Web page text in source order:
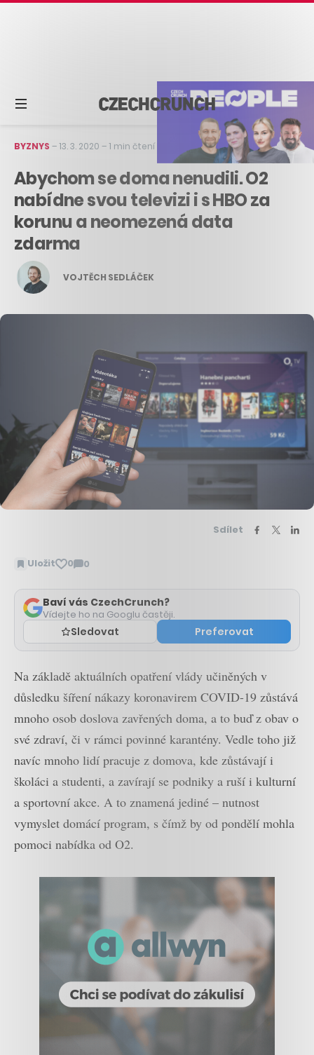
BYZNYS –13. 3. 2020 –1 min čtení
Abychom se doma nenudili. O2
nabídne svou televizi i s HBO za
korunu a neomezená data
zdarma
VOJTĚCH SEDLÁČEK
Sdílet
Uložit 0 0
Zobrazit
Baví vás CzechCrunch?
Vídejte ho na Googlu častěji.
Sledovat Preferovat
Na základě aktuálních opatření vlády učiněných v
důsledku šíření nákazy koronavirem COVID-19 zůstává
mnoho osob doslova zavřených doma, a to buď z obav o
své zdraví, či v rámci povinné karantény. Vedle toho již
navíc mnoho lidí pracuje z domova, kde zůstávají i
školáci a studenti, a zavírají se podniky a ruší i kulturní
a sportovní akce. A to znamená jediné – nutnost
vymyslet domácí program, s čímž by od pondělí mohla
pomoci nabídka od O2.